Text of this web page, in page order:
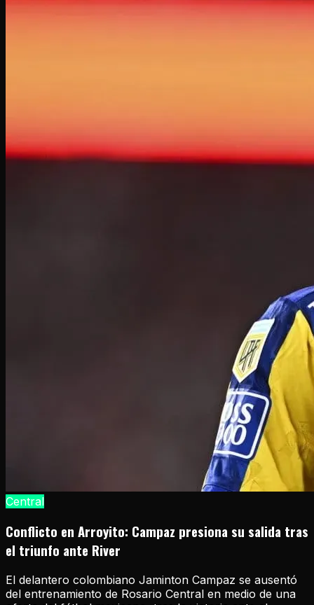
Central
Conflicto en Arroyito: Campaz presiona su salida tras
el triunfo ante River
El delantero colombiano Jaminton Campaz se ausentó
del entrenamiento de Rosario Central en medio de una